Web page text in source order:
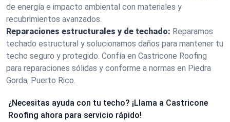
de energía e impacto ambiental con materiales y
recubrimientos avanzados.
Reparaciones estructurales y de techado: Reparamos
techado estructural y solucionamos daños para mantener tu
techo seguro y protegido. Confía en Castricone Roofing
para reparaciones sólidas y conforme a normas en Piedra
Gorda, Puerto Rico.
¿Necesitas ayuda con tu techo? ¡Llama a Castricone
Roofing ahora para servicio rápido!